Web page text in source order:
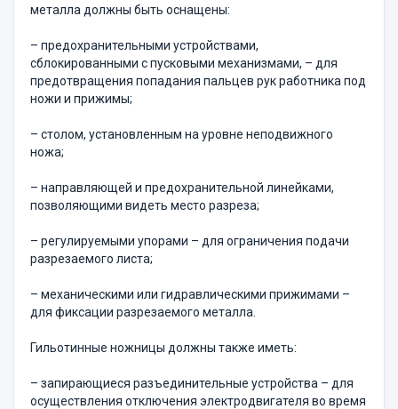
металла должны быть оснащены:
– предохранительными устройствами,
сблокированными с пусковыми механизмами, – для
предотвращения попадания пальцев рук работника под
ножи и прижимы;
– столом, установленным на уровне неподвижного
ножа;
– направляющей и предохранительной линейками,
позволяющими видеть место разреза;
– регулируемыми упорами – для ограничения подачи
разрезаемого листа;
– механическими или гидравлическими прижимами –
для фиксации разрезаемого металла.
Гильотинные ножницы должны также иметь:
– запирающиеся разъединительные устройства – для
осуществления отключения электродвигателя во время